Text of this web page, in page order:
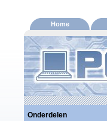
Home
Onderdelen